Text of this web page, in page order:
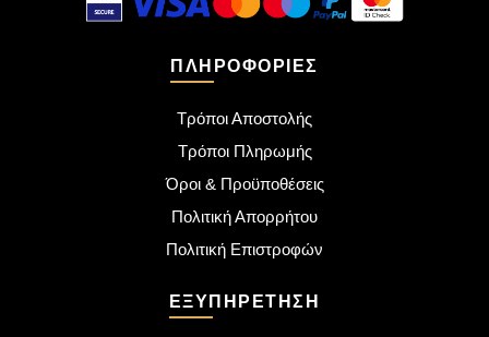
ΠΛΗΡΟΦΟΡΊΕΣ
Τρόποι Αποστολής
Τρόποι Πληρωμής
Όροι & Προϋποθέσεις
Πολιτική Απορρήτου
Πολιτική Επιστροφών
ΕΞΥΠΗΡΈΤΗΣΗ